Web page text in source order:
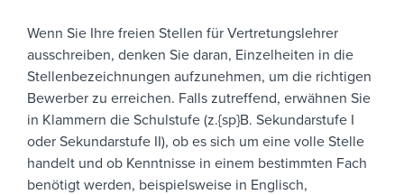
Wenn Sie Ihre freien Stellen für Vertretungslehrer
ausschreiben, denken Sie daran, Einzelheiten in die
Stellenbezeichnungen aufzunehmen, um die richtigen
Bewerber zu erreichen. Falls zutreffend, erwähnen Sie
in Klammern die Schulstufe (z.{sp}B. Sekundarstufe I
oder Sekundarstufe II), ob es sich um eine volle Stelle
handelt und ob Kenntnisse in einem bestimmten Fach
benötigt werden, beispielsweise in Englisch,